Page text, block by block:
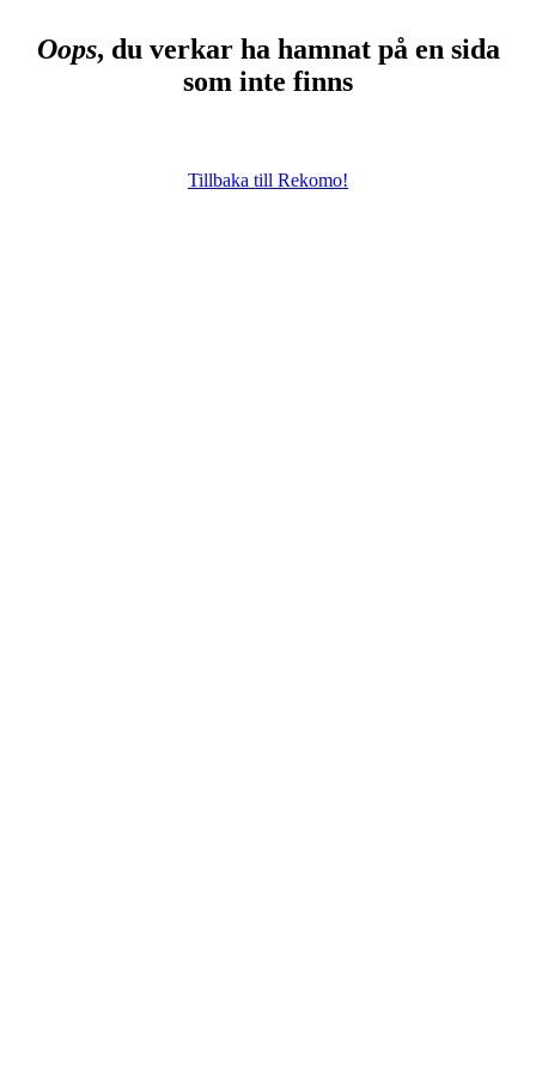
Oops, du verkar ha hamnat på en sida
som inte finns
Tillbaka till Rekomo!